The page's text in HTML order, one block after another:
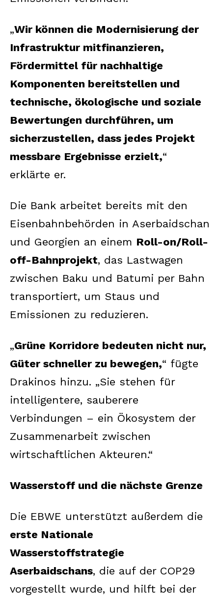
„Wir können die Modernisierung der
Infrastruktur mitfinanzieren,
Fördermittel für nachhaltige
Komponenten bereitstellen und
technische, ökologische und soziale
Bewertungen durchführen, um
sicherzustellen, dass jedes Projekt
messbare Ergebnisse erzielt,“
erklärte er.
Die Bank arbeitet bereits mit den
Eisenbahnbehörden in Aserbaidschan
und Georgien an einem Roll-on/Roll-
off-Bahnprojekt, das Lastwagen
zwischen Baku und Batumi per Bahn
transportiert, um Staus und
Emissionen zu reduzieren.
„Grüne Korridore bedeuten nicht nur,
Güter schneller zu bewegen,“ fügte
Drakinos hinzu. „Sie stehen für
intelligentere, sauberere
Verbindungen – ein Ökosystem der
Zusammenarbeit zwischen
wirtschaftlichen Akteuren.“
Wasserstoff und die nächste Grenze
Die EBWE unterstützt außerdem die
erste Nationale
Wasserstoffstrategie
Aserbaidschans, die auf der COP29
vorgestellt wurde, und hilft bei der